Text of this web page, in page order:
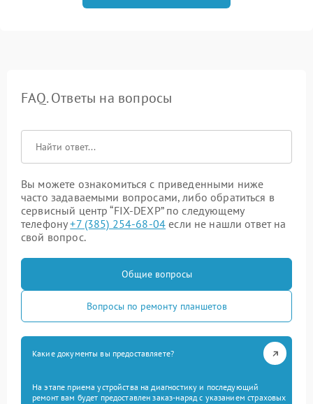
FAQ. Ответы на вопросы
Вы можете ознакомиться с приведенными ниже
часто задаваемыми вопросами, либо обратиться в
сервисный центр “FIX-DEXP” по следующему
телефону+7 (385) 254-68-04 если не нашли ответ на
свой вопрос.
Общие вопросы
Вопросы по ремонту планшетов
Какие документы вы предоставляете?
На этапе приема устройства на диагностику и последующий
ремонт вам будет предоставлен заказ-наряд с указанием страховых